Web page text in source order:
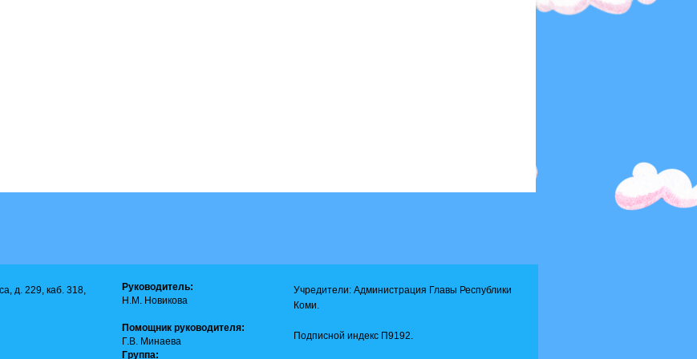
д. 229, каб. 318,
Руководитель:
Н.М. Новикова
Помощник руководителя:
Г.В. Минаева
Группа:
Учредители: Администрация Главы Республики
Коми.
Подписной индекс П9192.